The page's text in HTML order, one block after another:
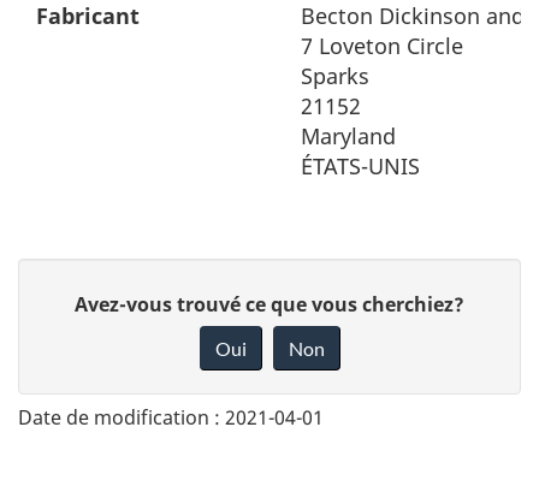
Fabricant
Becton Dickinson and
7 Loveton Circle
Sparks
21152
Maryland
ÉTATS-UNIS
n
Avez-vous trouvé ce que vous cherchiez?
Oui Non
Date de modification : 2021-04-01